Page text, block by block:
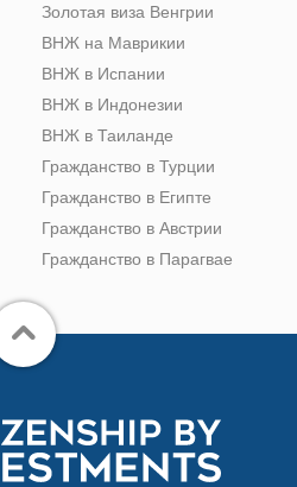
Золотая виза Венгрии
ВНЖ на Маврикии
ВНЖ в Испании
ВНЖ в Индонезии
ВНЖ в Таиланде
Гражданство в Турции
Гражданство в Египте
Гражданство в Австрии
Гражданство в Парагвае